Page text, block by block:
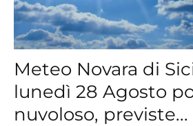
Meteo Novara di
lunedì 28 Agosto
nuvoloso, previste...